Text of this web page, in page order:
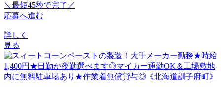
＼最短45秒で完了／
応募へ進む
詳しく
見る